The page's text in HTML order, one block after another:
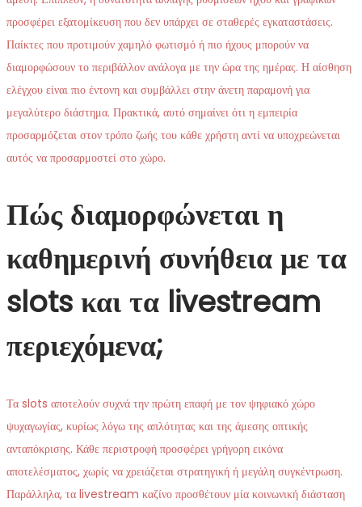
προσφέρει εξατομίκευση που δεν υπάρχει σε σταθερές εγκαταστάσεις.
Παίκτες που προτιμούν χαμηλό φωτισμό ή πιο ήχους μπορούν να
διαμορφώσουν το περιβάλλον ανάλογα με την ώρα της ημέρας. Η αίσθηση
ελέγχου είναι πιο έντονη και συμβάλλει στην άνετη παραμονή για
μεγαλύτερο διάστημα. Πρακτικά, αυτό σημαίνει ότι η εμπειρία
προσαρμόζεται στον τρόπο ζωής του κάθε χρήστη αντί να υποχρεώνεται
αυτός να προσαρμοστεί στο χώρο.
Πώς διαμορφώνεται η
καθημερινή συνήθεια με τα
slots και τα livestream
περιεχόμενα;
Τα slots αποτελούν συχνά την πρώτη επαφή με τον ψηφιακό χώρο
ψυχαγωγίας, κυρίως λόγω της απλότητας και της άμεσης οπτικής
ανταπόκρισης. Κάθε περιστροφή προσφέρει γρήγορη εικόνα
αποτελέσματος, χωρίς να χρειάζεται στρατηγική ή μεγάλη συγκέντρωση.
Παράλληλα, τα livestream καζίνο προσθέτουν μία κοινωνική διάσταση